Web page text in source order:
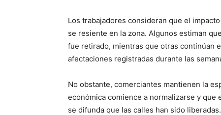
Los trabajadores consideran que el
se resiente en la zona. Algunos estiman
fue retirado, mientras que otras continúan
afectaciones registradas durante las
No obstante, comerciantes mantienen la
económica comience a normalizarse y
se difunda que las calles han sido liberadas.